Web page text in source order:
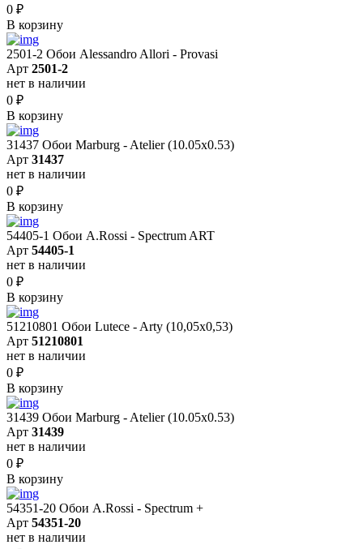
0 ₽
В корзину
2501-2 Обои Alessandro Allori - Provasi
Арт 2501-2
нет в наличии
0 ₽
В корзину
31437 Обои Marburg - Atelier (10.05х0.53)
Арт 31437
нет в наличии
0 ₽
В корзину
54405-1 Обои A.Rossi - Spectrum ART
Арт 54405-1
нет в наличии
0 ₽
В корзину
51210801 Обои Lutece - Arty (10,05x0,53)
Арт 51210801
нет в наличии
0 ₽
В корзину
31439 Обои Marburg - Atelier (10.05х0.53)
Арт 31439
нет в наличии
0 ₽
В корзину
54351-20 Обои A.Rossi - Spectrum +
Арт 54351-20
нет в наличии